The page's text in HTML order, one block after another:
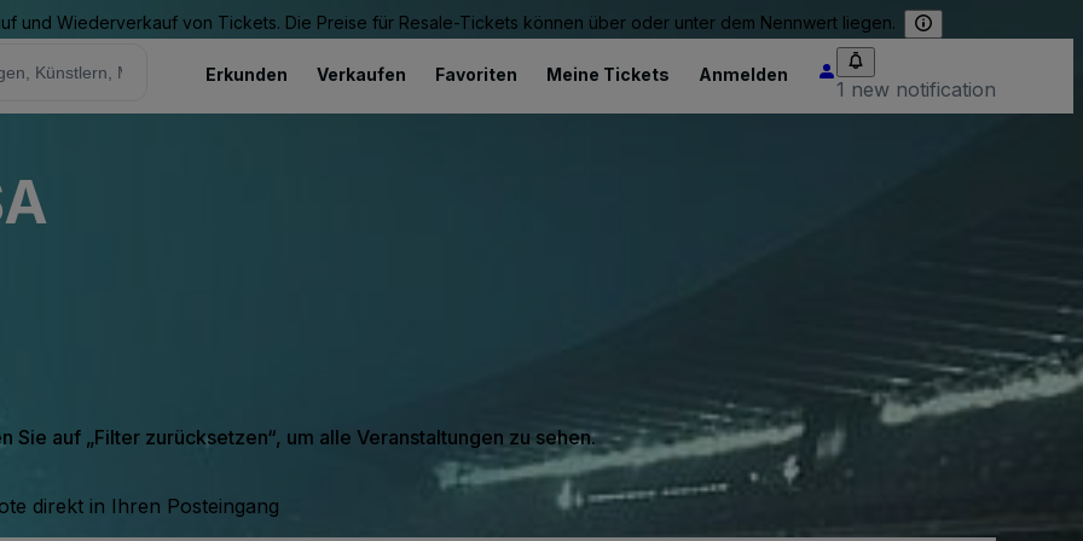
und Wiederverkauf von Tickets. Die Preise für Resale-Tickets können über oder unter dem Nennwert liegen.
Erkunden Verkaufen Favoriten Meine Tickets Anmelden
1 new notification
Sie auf „Filter zurücksetzen“, um alle Veranstaltungen zu sehen.
direkt in Ihren Posteingang